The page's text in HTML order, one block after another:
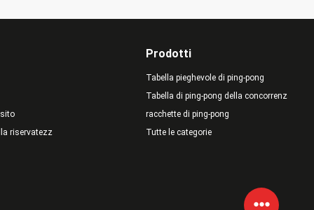
all'aperto dell'interno di
sito
riservatezza
Prodotti
Tabella pieghevole di ping-pong
Tabella di ping-pong della concorrenza
racchette di ping-pong
Tutte le categorie